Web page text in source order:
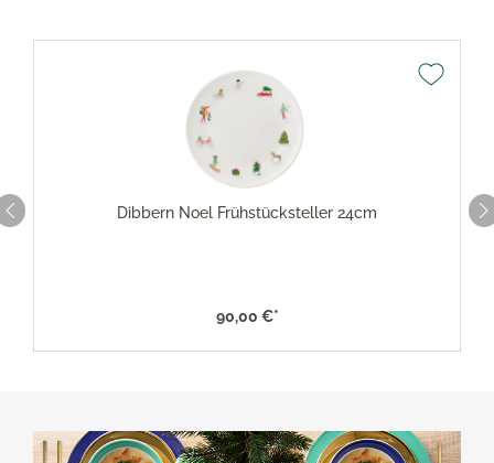
Dibbern Noel Frühstücksteller 24cm
90,00 €*